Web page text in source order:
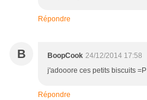
Répondre
B BoopCook 24/12/2014 17:58
j'adooore ces petits biscuits =P
Répondre